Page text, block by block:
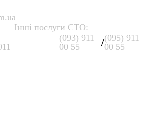
Інші послуги СТО:
(093) 911
00 55
/(095) 911
00 55